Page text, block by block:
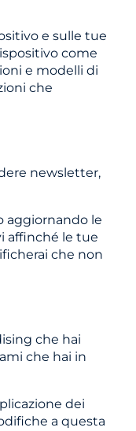
e sulle tue
come
e modelli di
che
newsletter,
aggiornando le
affinché le tue
che non
che hai
che hai in
dei
a questa